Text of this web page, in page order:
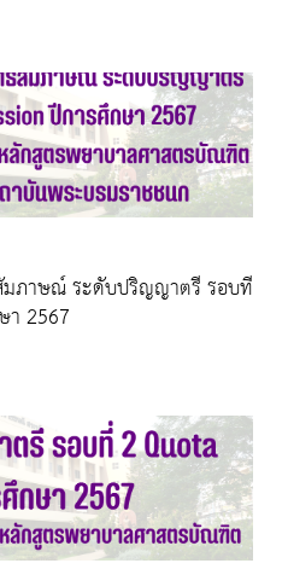
มภาษณ์ ระดับปริญญาตรี รอบที่
า 2567